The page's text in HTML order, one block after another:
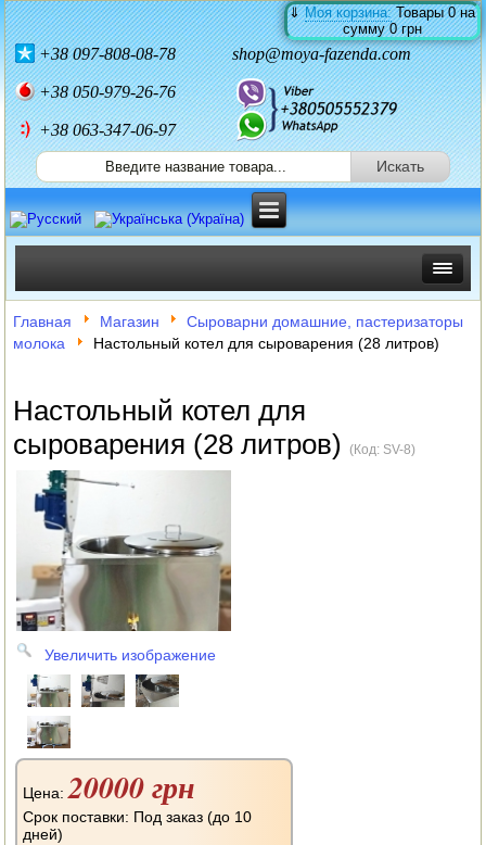
⇓Моя корзина:Товары0на
сумму0 грн
+38097-808-08-78 shop@moya-fazenda.com
+38050-979-26-76
+38 063-347-06-97
ИНКУБАТОРЫ
КОРМОРЕЗКИ
СОЛОМОРЕЗКИ
АВТОКЛАВЫ
ДЛЯ ОГОРОДА
НАВЕСНОЕ ДЛЯ МОТОБЛОКОВ
СЕПАРАТОРЫ И МАСЛОБОЙКИ
СЫРОВАРНИ
ШИНКОВКИ
ОБОГРЕВАТЕЛИ
Главная Магазин
Сыроварни домашние, пастеризаторы
молока
Настольный котел для сыроварения (28 литров)
Настольный котел для
сыроварения (28 литров)(Код: SV-8)
Увеличить изображение
Цена:20000 грн
Срок поставки: Под заказ (до 10
дней)